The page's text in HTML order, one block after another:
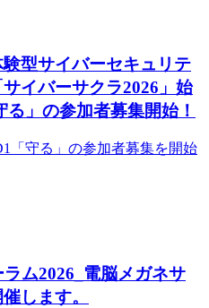
型サイバーセキュリテ
イバーサクラ2026」始
」の参加者募集開始！
「守る」の参加者募集を開始
ム2026_電脳メガネサ
します。